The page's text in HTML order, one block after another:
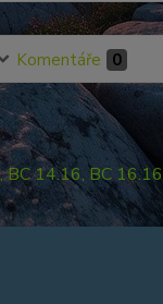
Komentáře 0
BC 14.16, BC 16.16